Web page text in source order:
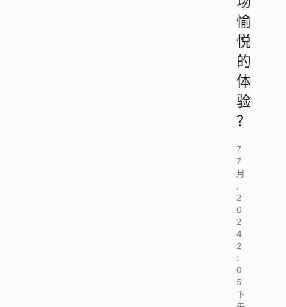
愉
悦
的
体
验
？
7
7
月
,
2
0
2
4
2
:
0
5
下